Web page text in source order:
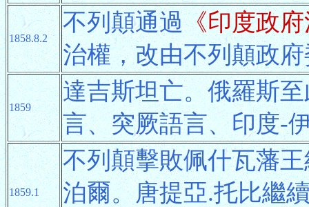
1858.8.2
不列顛通過《印度政
治權，改由不列顛政
1859
達吉斯坦亡。俄羅斯
言、突厥語言、印度-
1859.1
不列顛擊敗佩什瓦藩
泊爾。唐提亞.托比繼